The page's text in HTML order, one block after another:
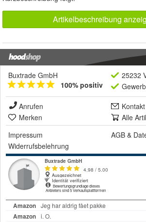
Artikelbeschreibung
Buxtrade GmbH
100% positiv
25232
Anrufen
Kontakt
Merken
Alle
Impressum
AGB &
Widerrufsbelehrung